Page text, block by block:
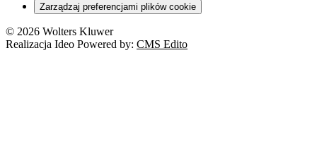
Zarządzaj preferencjami plików cookie
© 2026 Wolters Kluwer
Realizacja Ideo Powered by: CMS Edito